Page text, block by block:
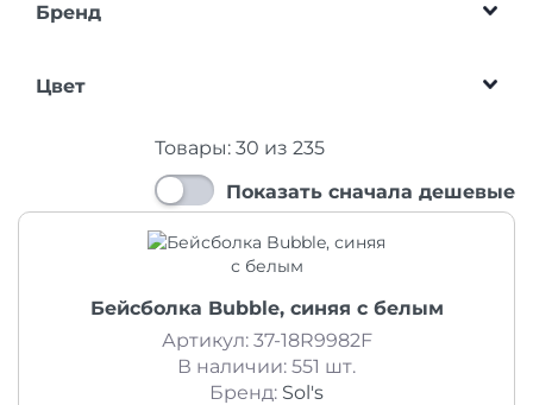
Бренд
Цвет
Товары: 30 из 235
Показать сначала дешевые
Бейсболка Bubble, синяя с белым
Артикул: 37-18R9982F
В наличии: 551 шт.
Бренд: Sol's